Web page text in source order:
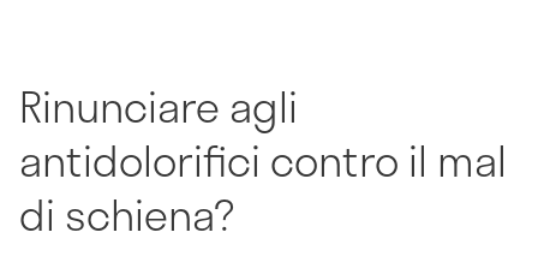
Rinunciare agli
antidolorifici contro il mal
di schiena?